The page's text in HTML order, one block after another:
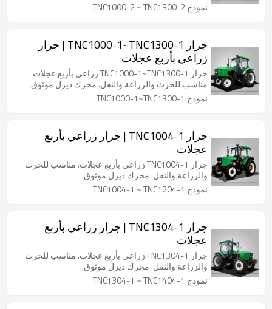
نموذج:TNC1000-2 ~ TNC1300-2
جرار TNC1000-1~TNC1300-1 | جرار
زراعي بأربع عجلات
جرار TNC1000-1~TNC1300-1 زراعي بأربع عجلات.
مناسب للحرث والزراعة والنقل. محرك ديزل موثوق.
نموذج:TNC1000-1~TNC1300-1
جرار TNC1004-1 | جرار زراعي بأربع
عجلات
جرار TNC1004-1 زراعي بأربع عجلات. مناسب للحرث
والزراعة والنقل. محرك ديزل موثوق.
نموذج:TNC1004-1 ~ TNC1204-1
جرار TNC1304-1 | جرار زراعي بأربع
عجلات
جرار TNC1304-1 زراعي بأربع عجلات. مناسب للحرث
والزراعة والنقل. محرك ديزل موثوق.
نموذج:TNC1304-1 ~ TNC1404-1